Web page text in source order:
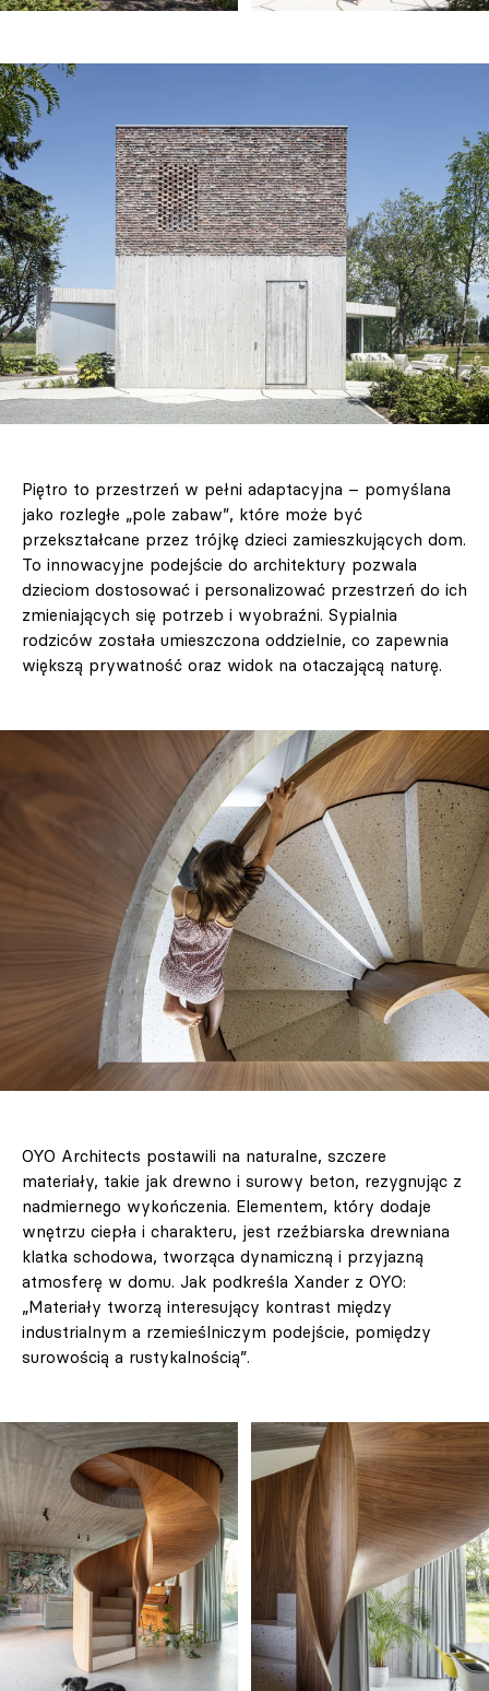
Piętro to przestrzeń w pełni adaptacyjna – pomyślana
jako rozległe „pole zabaw”, które może być
przekształcane przez trójkę dzieci zamieszkujących dom.
To innowacyjne podejście do architektury pozwala
dzieciom dostosować i personalizować przestrzeń do ich
zmieniających się potrzeb i wyobraźni. Sypialnia
rodziców została umieszczona oddzielnie, co zapewnia
większą prywatność oraz widok na otaczającą naturę.
OYO Architects postawili na naturalne, szczere
materiały, takie jak drewno i surowy beton, rezygnując z
nadmiernego wykończenia. Elementem, który dodaje
wnętrzu ciepła i charakteru, jest rzeźbiarska drewniana
klatka schodowa, tworząca dynamiczną i przyjazną
atmosferę w domu. Jak podkreśla Xander z OYO:
„Materiały tworzą interesujący kontrast między
industrialnym a rzemieślniczym podejście, pomiędzy
surowością a rustykalnością”.